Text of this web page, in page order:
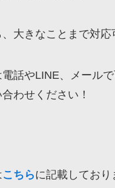
大きなことまで対応
話やLINE、メールで
わせください！
こちらに記載しており